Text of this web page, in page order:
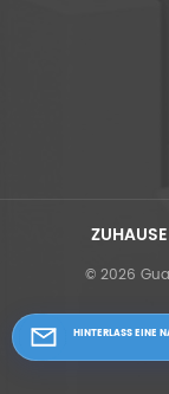
ZUHAUSE
© 2026
HINTERLASS EINE